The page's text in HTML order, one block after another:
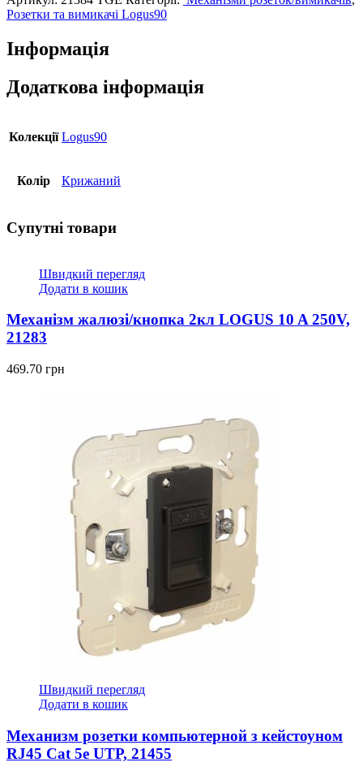
зарядний
пристрій
LOGUS,
струм
металік
крижаний
Розетки та вимикачі Logus90
Інформація
Додаткова інформація
Колекції Logus90
Колір Крижаний
Супутні товари
Швидкий перегляд
Додати в кошик
Механізм жалюзі/кнопка 2кл LOGUS 10 A 250V,
21283
469.70 грн
Швидкий перегляд
Додати в кошик
Механизм розетки компьютерной з кейстоуном
RJ45 Cat 5e UTP, 21455